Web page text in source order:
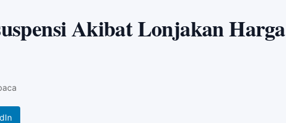
Akibat Lonjakan Harga